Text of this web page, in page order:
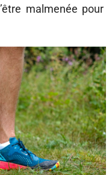
malmenée pour